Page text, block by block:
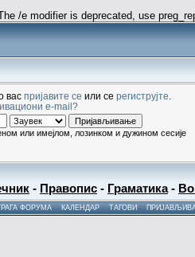
/e modifier is deprecated, use
вас пријавите се или се региструјте
e-mail?
или имејлом, лозинком и дужином сесије
- Правопис - Граматика-
ФОРУМА КАЛЕНДАР ТАГОВИ